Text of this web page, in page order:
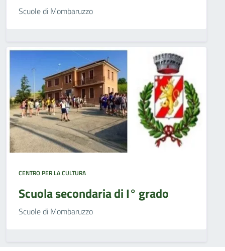
Scuole di Mombaruzzo
CENTRO PER LA CULTURA
Scuola secondaria di I° grado
Scuole di Mombaruzzo